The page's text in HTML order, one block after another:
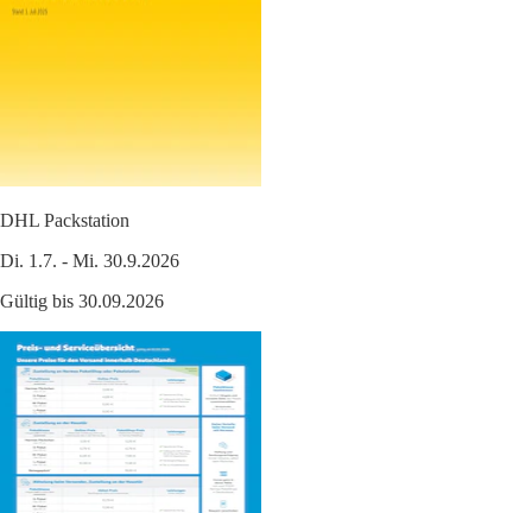
DHL Packstation
Di. 1.7. - Mi. 30.9.2026
Gültig bis 30.09.2026